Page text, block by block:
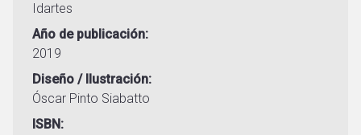
Idartes
Año de publicación
2019
Diseño / Ilustración
Óscar Pinto Siabatto
ISBN